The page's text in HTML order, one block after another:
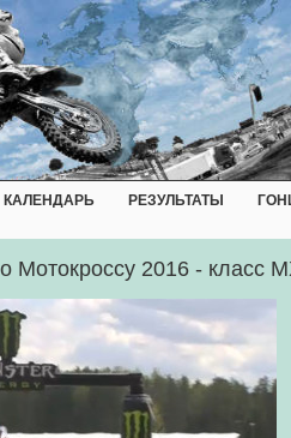
КАЛЕНДАРЬ РЕЗУЛЬТАТЫ
Мотокроссу 2016 - класс